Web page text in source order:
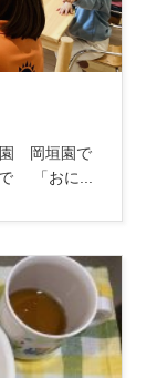
岡垣園で
で 「おに...